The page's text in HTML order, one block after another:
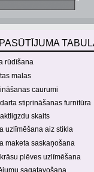
PASŪTĪJUMA
rūdīšana
malas
caurumi
stiprināšanas furnitūra
skaits
uzlīmēšana aiz stikla
maketa saskaņošana
plēves uzlīmēšana
sagatavošana